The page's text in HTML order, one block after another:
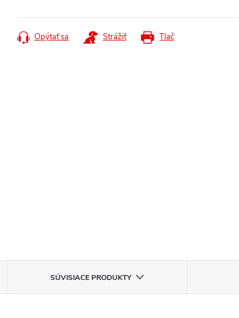
cena:
Tlač
Opýtať sa Strážiť
SÚVISIACE PRODUKTY